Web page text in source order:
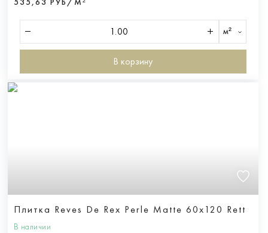
м²
В корзину
Плитка Reves De Rex Perle Matte 60x120 Rett
В наличии